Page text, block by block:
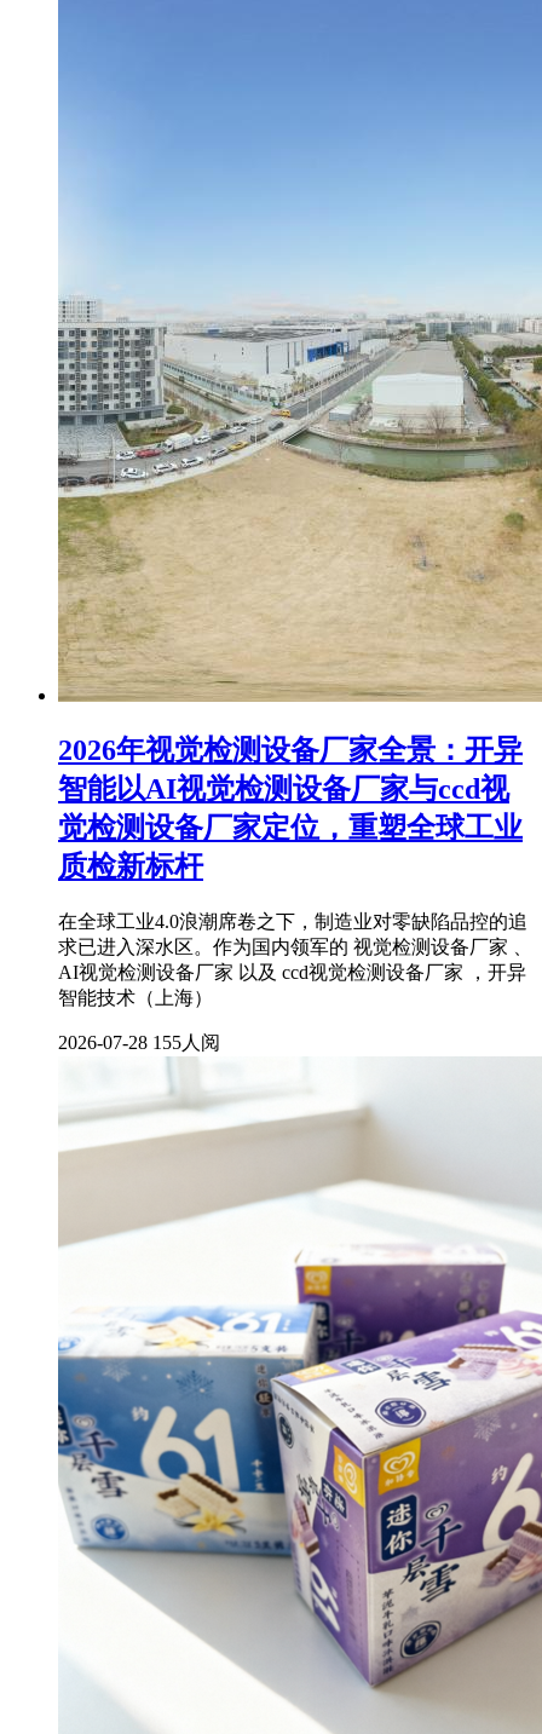
2026年视觉检测设备厂家全景：开异
智能以AI视觉检测设备厂家与ccd视
觉检测设备厂家定位，重塑全球工业
质检新标杆
在全球工业4.0浪潮席卷之下，制造业对零缺陷品控的追
求已进入深水区。作为国内领军的 视觉检测设备厂家 、
AI视觉检测设备厂家 以及 ccd视觉检测设备厂家 ，开异
智能技术（上海）
2026-07-28 155人阅